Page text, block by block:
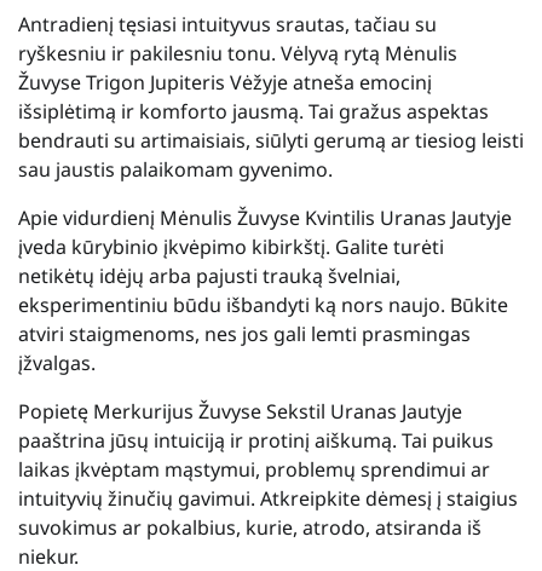
Antradienį tęsiasi intuityvus srautas, tačiau su
ryškesniu ir pakilesniu tonu. Vėlyvą rytą Mėnulis
Žuvyse Trigon Jupiteris Vėžyje atneša emocinį
išsiplėtimą ir komforto jausmą. Tai gražus aspektas
bendrauti su artimaisiais, siūlyti gerumą ar tiesiog leisti
sau jaustis palaikomam gyvenimo.
Apie vidurdienį Mėnulis Žuvyse Kvintilis Uranas Jautyje
įveda kūrybinio įkvėpimo kibirkštį. Galite turėti
netikėtų idėjų arba pajusti trauką švelniai,
eksperimentiniu būdu išbandyti ką nors naujo. Būkite
atviri staigmenoms, nes jos gali lemti prasmingas
įžvalgas.
Popietę Merkurijus Žuvyse Sekstil Uranas Jautyje
paaštrina jūsų intuiciją ir protinį aiškumą. Tai puikus
laikas įkvėptam mąstymui, problemų sprendimui ar
intuityvių žinučių gavimui. Atkreipkite dėmesį į staigius
suvokimus ar pokalbius, kurie, atrodo, atsiranda iš
niekur.